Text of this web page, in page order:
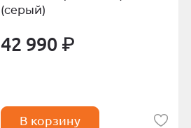
(серый)
42 990 ₽
В корзину